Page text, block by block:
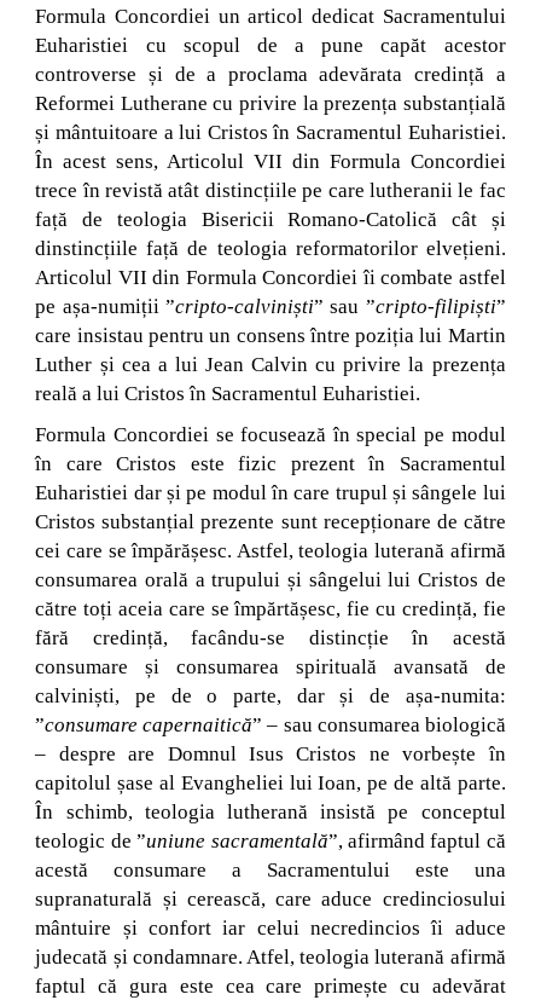
Formula Concordiei un articol dedicat Sacramentului
Euharistiei cu scopul de a pune capăt acestor
controverse și de a proclama adevărata credință a
Reformei Lutherane cu privire la prezența substanțială
și mântuitoare a lui Cristos în Sacramentul Euharistiei.
În acest sens, Articolul VII din Formula Concordiei
trece în revistă atât distincțiile pe care lutheranii le fac
față de teologia Bisericii Romano-Catolică cât și
dinstincțiile față de teologia reformatorilor elvețieni.
Articolul VII din Formula Concordiei îi combate astfel
pe așa-numiții ”cripto-calviniști” sau ”cripto-filipiști”
care insistau pentru un consens între poziția lui Martin
Luther și cea a lui Jean Calvin cu privire la prezența
reală a lui Cristos în Sacramentul Euharistiei.
Formula Concordiei se focusează în special pe modul
în care Cristos este fizic prezent în Sacramentul
Euharistiei dar și pe modul în care trupul și sângele lui
Cristos substanțial prezente sunt recepționare de către
cei care se împărășesc. Astfel, teologia luterană afirmă
consumarea orală a trupului și sângelui lui Cristos de
către toți aceia care se împărtășesc, fie cu credință, fie
fără credință, facându-se distincție în acestă
consumare și consumarea spirituală avansată de
calviniști, pe de o parte, dar și de așa-numita:
”consumare capernaitică” – sau consumarea biologică
– despre are Domnul Isus Cristos ne vorbește în
capitolul șase al Evangheliei lui Ioan, pe de altă parte.
În schimb, teologia lutherană insistă pe conceptul
teologic de ”uniune sacramentală”, afirmând faptul că
acestă consumare a Sacramentului este una
supranaturală și cerească, care aduce credinciosului
mântuire și confort iar celui necredincios îi aduce
judecată și condamnare. Atfel, teologia luterană afirmă
faptul că gura este cea care primește cu adevărat